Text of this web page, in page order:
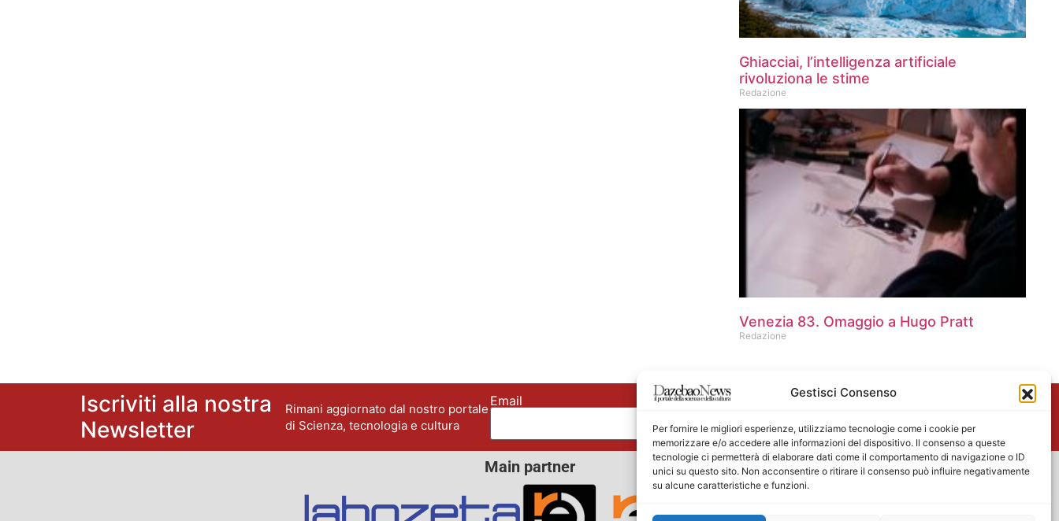
Gestisci Consenso
Per fornire le migliori esperienze, utilizziamo tecnologie come i cookie per
memorizzare e/o accedere alle informazioni del dispositivo. Il consenso a queste
tecnologie ci permetterà di elaborare dati come il comportamento di navigazione o ID
unici su questo sito. Non acconsentire o ritirare il consenso può influire negativamente
su alcune caratteristiche e funzioni.
Ghiacciai, l’intelligenza artificiale
rivoluziona le stime
Redazione
Venezia 83. Omaggio a Hugo Pratt
Redazione
Iscriviti alla nostra
Newsletter
Rimani aggiornato dal nostro portale
di Scienza, tecnologia e cultura
Email Nome
Main partner